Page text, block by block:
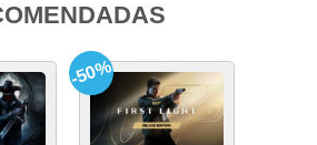
-50%